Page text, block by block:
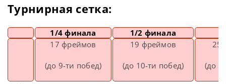
Турнирная сетка:
1/4 финала 1/2 финала
17 фреймов
(до 9-ти побед)
19 фреймов
(до 10-ти побед)
25
(до